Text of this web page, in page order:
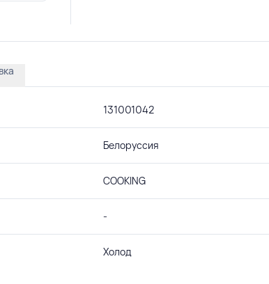
131001042
Белоруссия
COOKING
-
Холод